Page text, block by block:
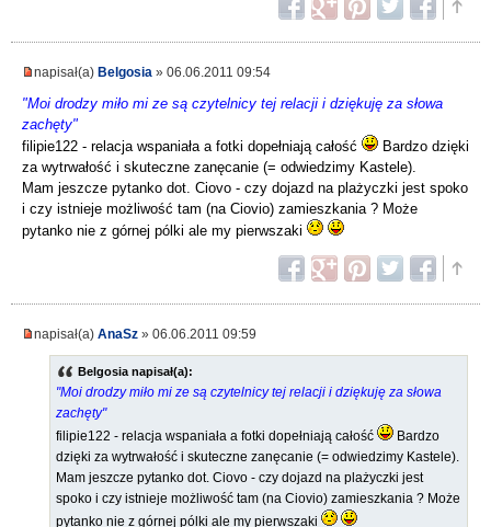
napisał(a) Belgosia » 06.06.2011 09:54
"Moi drodzy miło mi ze są czytelnicy tej relacji i dziękuję za słowa
zachęty"
filipie122 - relacja wspaniała a fotki dopełniają całość
Bardzo dzięki
za wytrwałość i skuteczne zanęcanie (= odwiedzimy Kastele).
Mam jeszcze pytanko dot. Ciovo - czy dojazd na plażyczki jest spoko
i czy istnieje możliwość tam (na Ciovio) zamieszkania ? Może
pytanko nie z górnej pólki ale my pierwszaki
napisał(a) AnaSz » 06.06.2011 09:59
Belgosia napisał(a):
"Moi drodzy miło mi ze są czytelnicy tej relacji i dziękuję za słowa
zachęty"
filipie122 - relacja wspaniała a fotki dopełniają całość
Bardzo
dzięki za wytrwałość i skuteczne zanęcanie (= odwiedzimy Kastele).
Mam jeszcze pytanko dot. Ciovo - czy dojazd na plażyczki jest
spoko i czy istnieje możliwość tam (na Ciovio) zamieszkania ? Może
pytanko nie z górnej pólki ale my pierwszaki